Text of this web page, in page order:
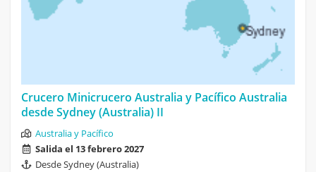
Crucero Minicrucero Australia y Pacífico Australia
desde Sydney (Australia) II
Australia y Pacífico
Salida el 13 febrero 2027
Desde Sydney (Australia)